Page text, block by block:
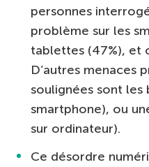
personnes
problème sur les
tablettes (47%), et
D’autres menaces
soulignées sont les
smartphone), ou
sur ordinateur).
Ce désordre